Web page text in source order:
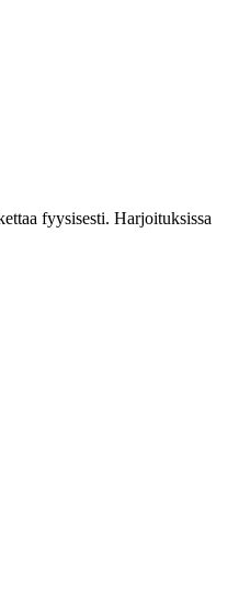
fyysisesti. Harjoituksissa